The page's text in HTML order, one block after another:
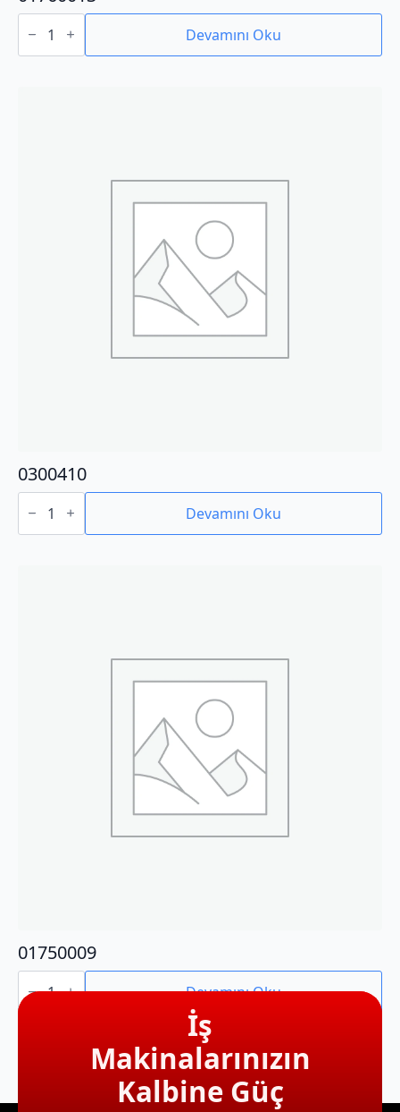
01760013
adet Devamını Oku
0300410
0300410
adet Devamını Oku
01750009
01750009
adet Devamını Oku
İş
Makinalarınızın
Kalbine Güç